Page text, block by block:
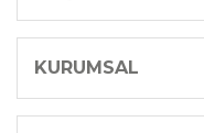
KURUMSAL